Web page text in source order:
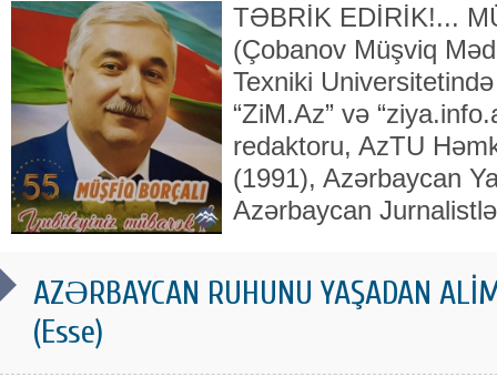
TƏBRİK EDİRİK!...
(Çobanov Müşviq
Texniki
“ZiM.Az” və
redaktoru, AzTU
(1991), Azər­baycan
Azərbaycan
AZƏRBAYCAN RUHUNU YAŞADAN
(Esse)